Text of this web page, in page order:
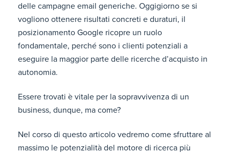
delle campagne email generiche. Oggigiorno se si
vogliono ottenere risultati concreti e duraturi, il
posizionamento Google ricopre un ruolo
fondamentale, perché sono i clienti potenziali a
eseguire la maggior parte delle ricerche d’acquisto in
autonomia.
Essere trovati è vitale per la sopravvivenza di un
business, dunque, ma come?
Nel corso di questo articolo vedremo come sfruttare al
massimo le potenzialità del motore di ricerca più